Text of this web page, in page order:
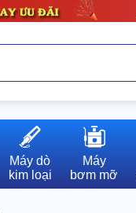
Máy dò
kim loại
Máy
bơm mỡ